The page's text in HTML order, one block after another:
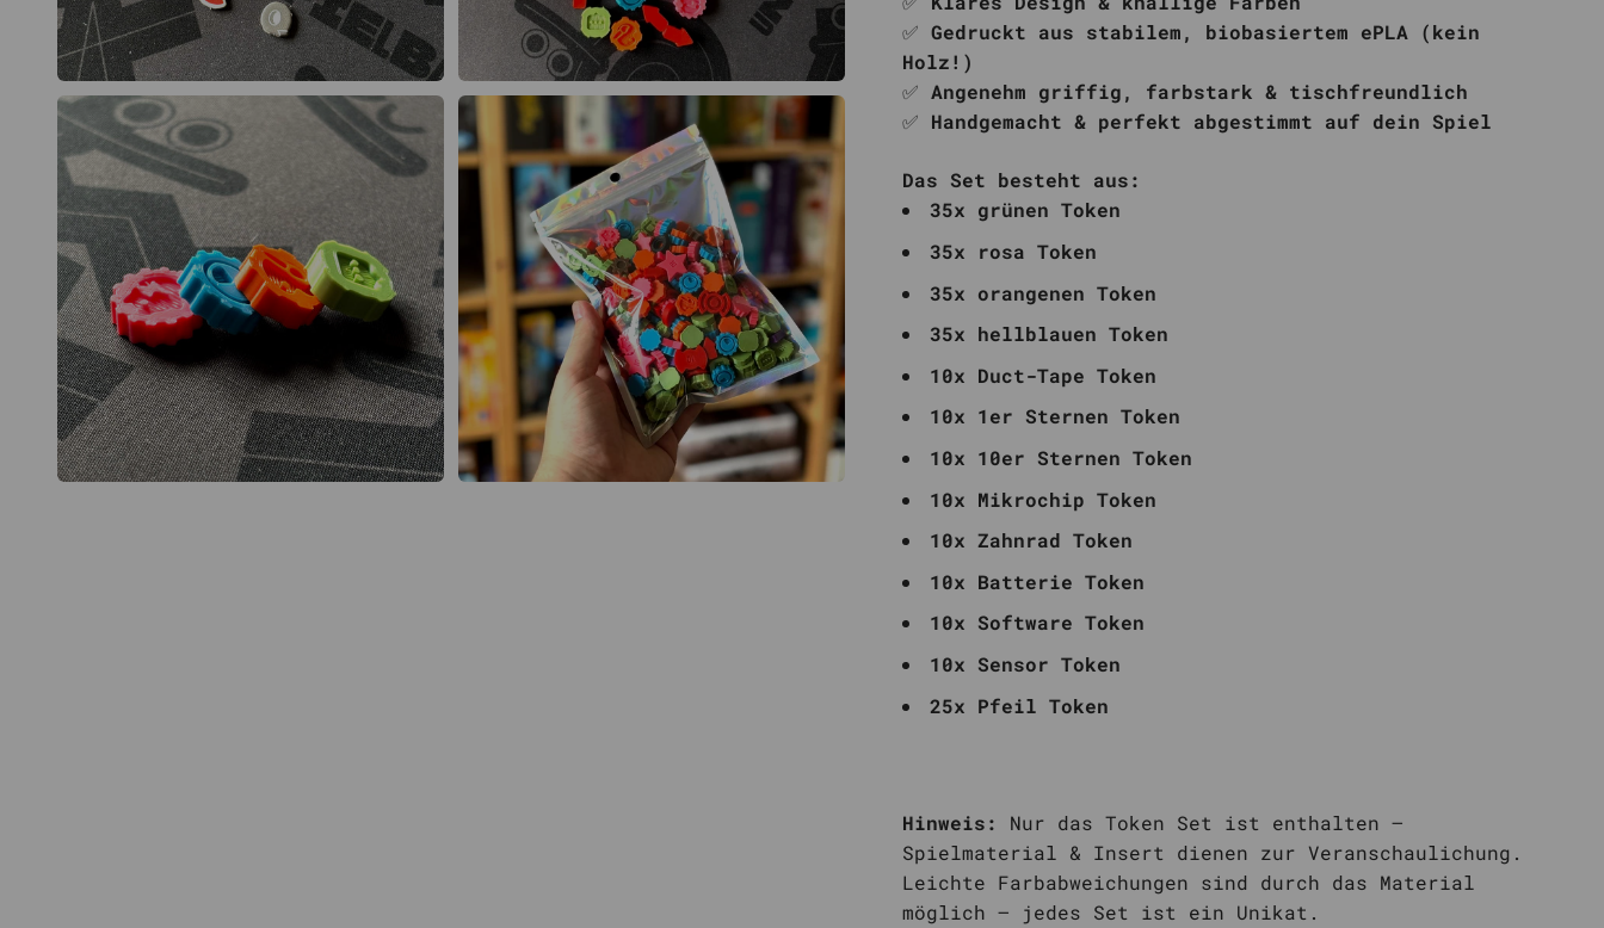
✅ Gedruckt aus stabilem, biobasiertem ePLA (kein
Holz!)
✅ Angenehm griffig, farbstark & tischfreundlich
✅ Handgemacht & perfekt abgestimmt auf dein Spiel
Das Set besteht aus:
35x grünen Token
35x rosa Token
35x orangenen Token
35x hellblauen Token
10x Duct-Tape Token
10x 1er Sternen Token
10x 10er Sternen Token
10x Mikrochip Token
10x Zahnrad Token
10x Batterie Token
10x Software Token
10x Sensor Token
25x Pfeil Token
Hinweis:
Nur das Token Set ist enthalten –
Spielmaterial & Insert dienen zur Veranschaulichung.
Leichte Farbabweichungen sind durch das Material
möglich – jedes Set ist ein Unikat.